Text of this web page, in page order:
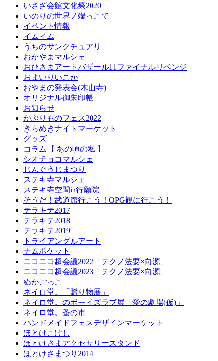
いさざ会館文化祭2020
いのりの世界ノ端っこで
イベント情報
イムイム
うちのサンクチュアリ
おかやまマルシェ
おひさまアートバザール11ファイナルリベンジ
おまいりいこか
おやまの発表会(木山寺)
オリジナル御朱印帳
お知らせ
かぶりものフェス2022
きらめきナイトマーケット
グッズ
コラム【 あの頃の私 】
シオチョコマルシェ
じんぐうじまつり
ステキ寺マルシェ
ステキ寺空間in行願院
そうだ！武道館行こう！OPG観に行こう！
テラキテ2017
テラキテ2018
テラキテ2019
トライアングルアート
ナムポケット
ニコニコ超会議2022「テクノ法要×向源」
ニコニコ超会議2023「テクノ法要×向源」
ぬかごっこ
ネイロ堂。「贈り物展」
ネイロ堂。のボーイズラブ展「愛の劇場(仮)」
ネイロ堂。蚤の市
ハンドメイドフェスデザインマーケット
ほとけこけし
ほとけさまアクセサリースタンド
ほとけさまつり2014